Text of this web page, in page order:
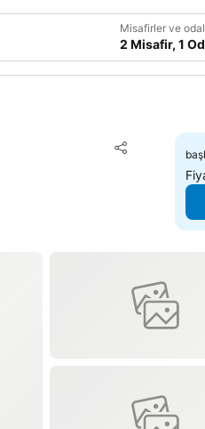
Misafirler ve
2 Misafir, 1
Paylaş